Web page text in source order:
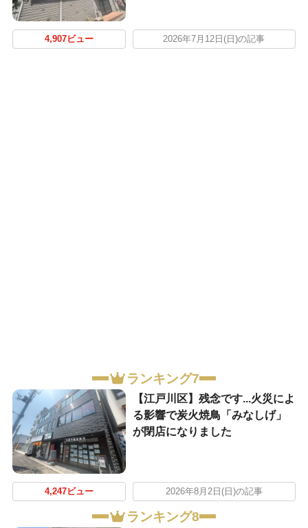
4,907ビュー 2026年7月12日(日)の記事
ランキング7
【江戸川区】残念です...火災によ
る影響で炭火焼鳥「みなしげ」
が閉店になりました
4,247ビュー 2026年8月2日(日)の記事
ランキング8